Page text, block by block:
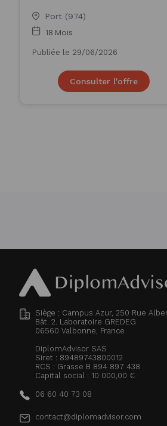
Port (974)
18 Mois
Publiée le 29/06/2026
Consulter l'offre
Siège : Campus Azur, 250 Rue
Bât. 2. Laboratoire GREDEG
06560 Valbonne, France
DiplomAdvisor SAS
Siret : 89489743800012
RCS : Grasse B 894 897 438
Capital social : 10 000,00 €
06 60 40 73 08
contact@diplomadvisor.com